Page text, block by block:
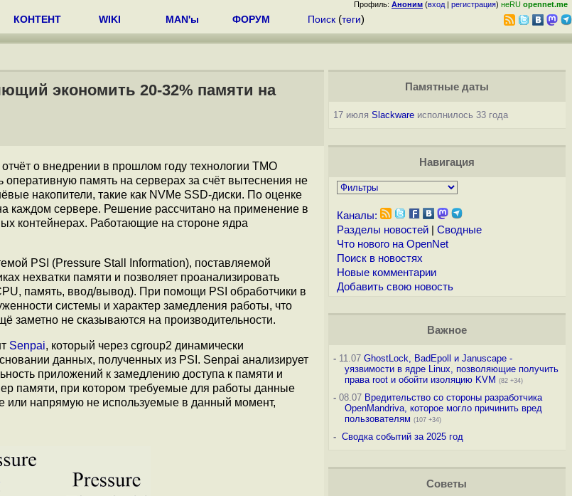
Профиль: Аноним (вход | регистрация) неRU opennet.me
КОНТЕНТ WIKI MAN'ы ФОРУМ Поиск (теги)
экономить 20-32% памяти на
отчёт о внедрении в прошлом году технологии TMO
память на серверах за счёт вытеснения не
накопители, такие как NVMe SSD-диски. По оценке
каждом сервере. Решение рассчитано на применение в
контейнерах. Работающие на стороне ядра
PSI (Pressure Stall Information), поставляемой
нехватки памяти и позволяет проанализировать
память, ввод/вывод). При помощи PSI обработчики в
системы и характер замедления работы, что
заметно не сказываются на производительности.
Senpai, который через cgroup2 динамически
данных, полученных из PSI. Senpai анализирует
приложений к замедлению доступа к памяти и
памяти, при котором требуемые для работы данные
напрямую не используемые в данный момент,
Памятные даты
17 июля Slackwareисполнилось 33 года
Навигация
Каналы:
Разделы новостей| Сводные
Что нового на OpenNet
Поиск в новостях
Новые комментарии
Добавить свою новость
Важное
-11.07 GhostLock, BadEpoll и Januscape -
уязвимости в ядре Linux, позволяющие получить
права root и обойти изоляцию KVM (82 +34)
-08.07 Вредительство со стороны разработчика
OpenMandriva, которое могло причинить вред
пользователям (107 +34)
- Сводка событий за 2025 год
Советы